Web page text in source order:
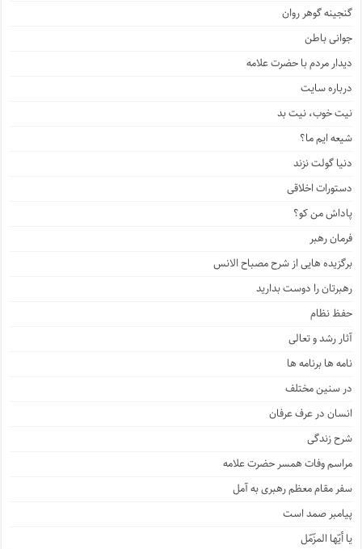
گنجینه گوهر روان
جوانی باطن
دیدار مردم با حضرت علامه
درباره سایت
نیت خوب، نیت بد
شیعه ایم ما؟
دنیا گولت نزند
دستورات اخلاقی
پاداش من کو؟
فرمان رهبر
برگزیده هایی از شرح مصباح الانس
رهبرتان را دوست بدارید
حفظ نظام
آثار رشد و تعالی
نامه ها برنامه ها
در سنین مختلف
انسان در عرف عرفان
شرح زندگی
مراسم وفات همسر حضرت علامه
سفر مقام معظم رهبری به آمل
پیامبر صمد است
یا أیّها المزّمّل